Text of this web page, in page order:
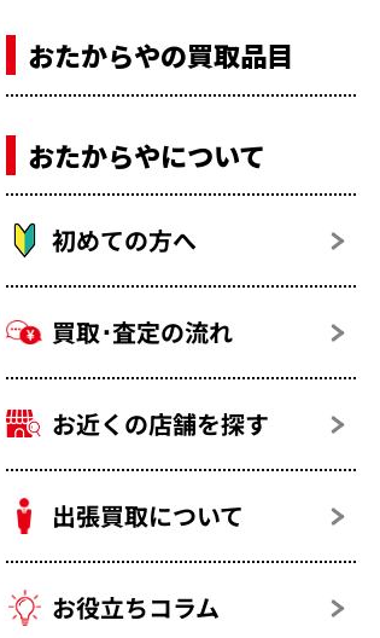
おたからやの買取品目
おたからやについて
初めての方へ
買取･査定の流れ
お近くの店舗を探す
出張買取について
お役立ちコラム